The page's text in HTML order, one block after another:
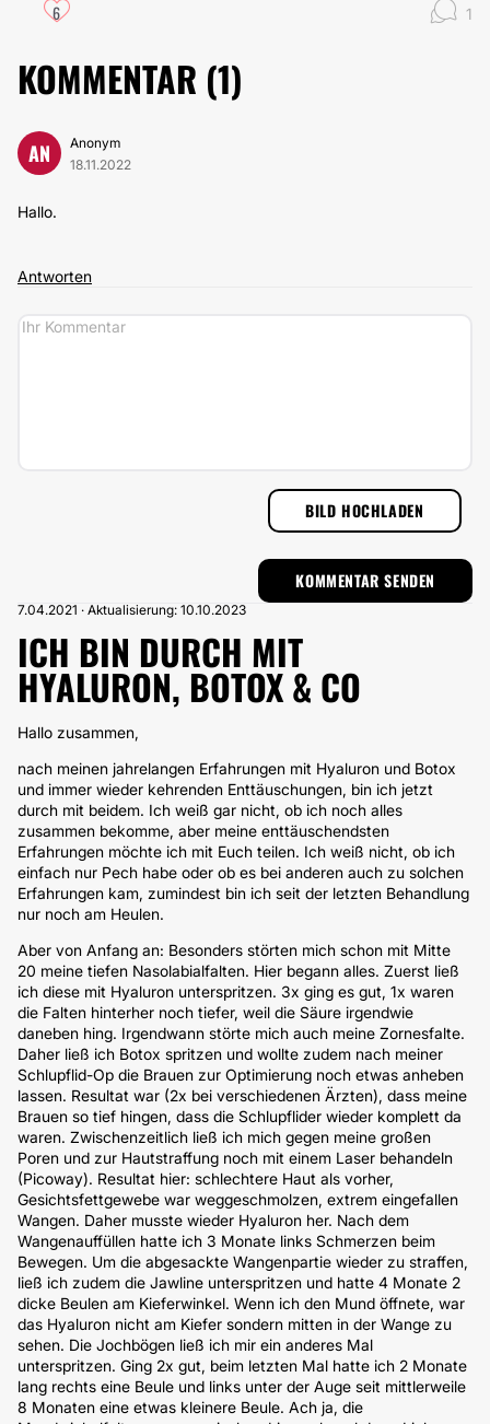
6 1
KOMMENTAR (1)
AN
Anonym
18.11.2022
Hallo.
Antworten
BILD HOCHLADEN
7.04.2021 · Aktualisierung: 10.10.2023
ICH BIN DURCH MIT
HYALURON, BOTOX & CO
Hallo zusammen,
nach meinen jahrelangen Erfahrungen mit Hyaluron und Botox
und immer wieder kehrenden Enttäuschungen, bin ich jetzt
durch mit beidem. Ich weiß gar nicht, ob ich noch alles
zusammen bekomme, aber meine enttäuschendsten
Erfahrungen möchte ich mit Euch teilen. Ich weiß nicht, ob ich
einfach nur Pech habe oder ob es bei anderen auch zu solchen
Erfahrungen kam, zumindest bin ich seit der letzten Behandlung
nur noch am Heulen.
Aber von Anfang an: Besonders störten mich schon mit Mitte
20 meine tiefen Nasolabialfalten. Hier begann alles. Zuerst ließ
ich diese mit Hyaluron unterspritzen. 3x ging es gut, 1x waren
die Falten hinterher noch tiefer, weil die Säure irgendwie
daneben hing. Irgendwann störte mich auch meine Zornesfalte.
Daher ließ ich Botox spritzen und wollte zudem nach meiner
Schlupflid-Op die Brauen zur Optimierung noch etwas anheben
lassen. Resultat war (2x bei verschiedenen Ärzten), dass meine
Brauen so tief hingen, dass die Schlupflider wieder komplett da
waren. Zwischenzeitlich ließ ich mich gegen meine großen
Poren und zur Hautstraffung noch mit einem Laser behandeln
(Picoway). Resultat hier: schlechtere Haut als vorher,
Gesichtsfettgewebe war weggeschmolzen, extrem eingefallen
Wangen. Daher musste wieder Hyaluron her. Nach dem
Wangenauffüllen hatte ich 3 Monate links Schmerzen beim
Bewegen. Um die abgesackte Wangenpartie wieder zu straffen,
ließ ich zudem die Jawline unterspritzen und hatte 4 Monate 2
dicke Beulen am Kieferwinkel. Wenn ich den Mund öffnete, war
das Hyaluron nicht am Kiefer sondern mitten in der Wange zu
sehen. Die Jochbögen ließ ich mir ein anderes Mal
unterspritzen. Ging 2x gut, beim letzten Mal hatte ich 2 Monate
lang rechts eine Beule und links unter der Auge seit mittlerweile
8 Monaten eine etwas kleinere Beule. Ach ja, die